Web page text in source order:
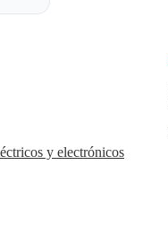
y electrónicos